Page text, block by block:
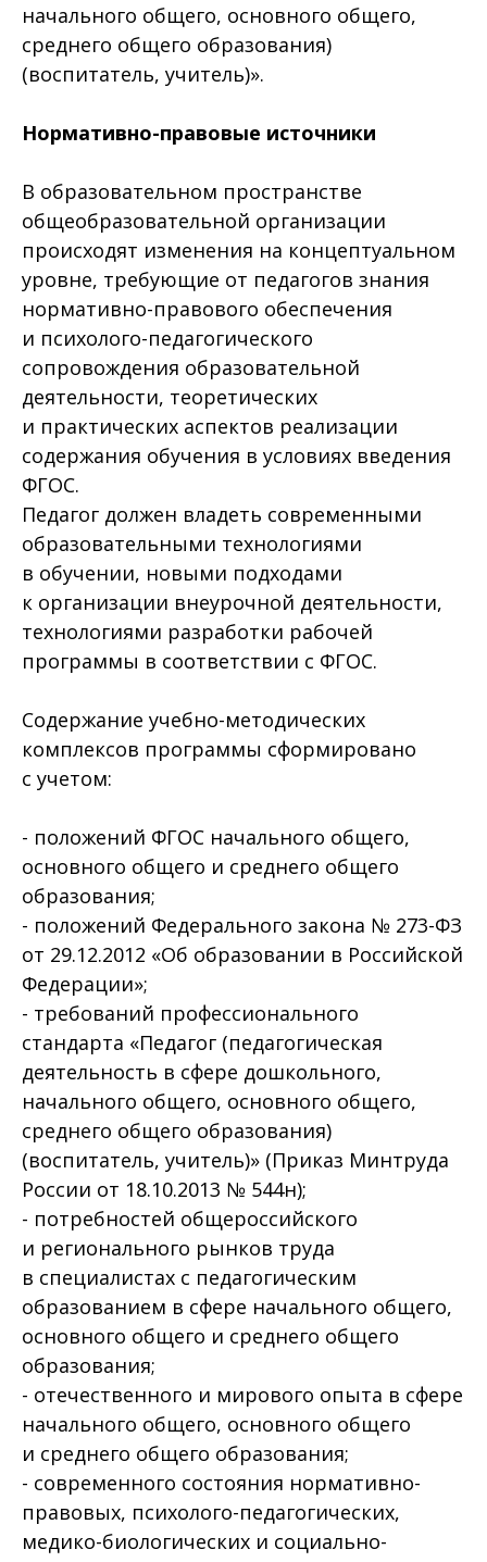
начального общего, основного общего,
среднего общего образования)
(воспитатель, учитель)».
Нормативно-правовые источники
В образовательном пространстве
общеобразовательной организации
происходят изменения на концептуальном
уровне, требующие от педагогов знания
нормативно-правового обеспечения
и психолого-педагогического
сопровождения образовательной
деятельности, теоретических
и практических аспектов реализации
содержания обучения в условиях введения
ФГОС.
Педагог должен владеть современными
образовательными технологиями
в обучении, новыми подходами
к организации внеурочной деятельности,
технологиями разработки рабочей
программы в соответствии с ФГОС.
Содержание учебно-методических
комплексов программы сформировано
с учетом:
- положений ФГОС начального общего,
основного общего и среднего общего
образования;
- положений Федерального закона № 273-ФЗ
от 29.12.2012 «Об образовании в Российской
Федерации»;
- требований профессионального
стандарта «Педагог (педагогическая
деятельность в сфере дошкольного,
начального общего, основного общего,
среднего общего образования)
(воспитатель, учитель)» (Приказ Минтруда
России от 18.10.2013 № 544н);
- потребностей общероссийского
и регионального рынков труда
в специалистах с педагогическим
образованием в сфере начального общего,
основного общего и среднего общего
образования;
- отечественного и мирового опыта в сфере
начального общего, основного общего
и среднего общего образования;
- современного состояния нормативно-
правовых, психолого-педагогических,
медико-биологических и социально-